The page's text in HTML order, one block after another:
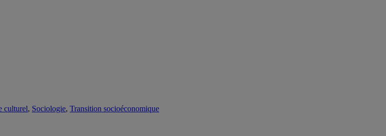
culturel, Sociologie, Transition socioéconomique